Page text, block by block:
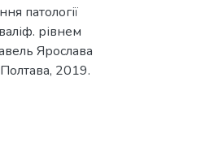
патології
рівнем
Ярослава
2019.